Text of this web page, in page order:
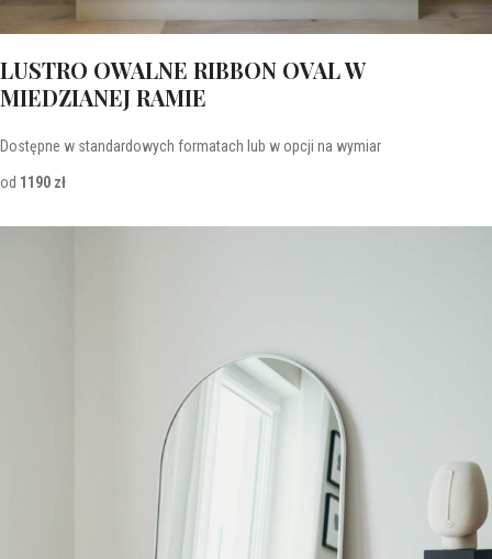
LUSTRO OWALNE RIBBON OVAL W
MIEDZIANEJ RAMIE
Dostępne w standardowych formatach lub w opcji na wymiar
od 1190 zł